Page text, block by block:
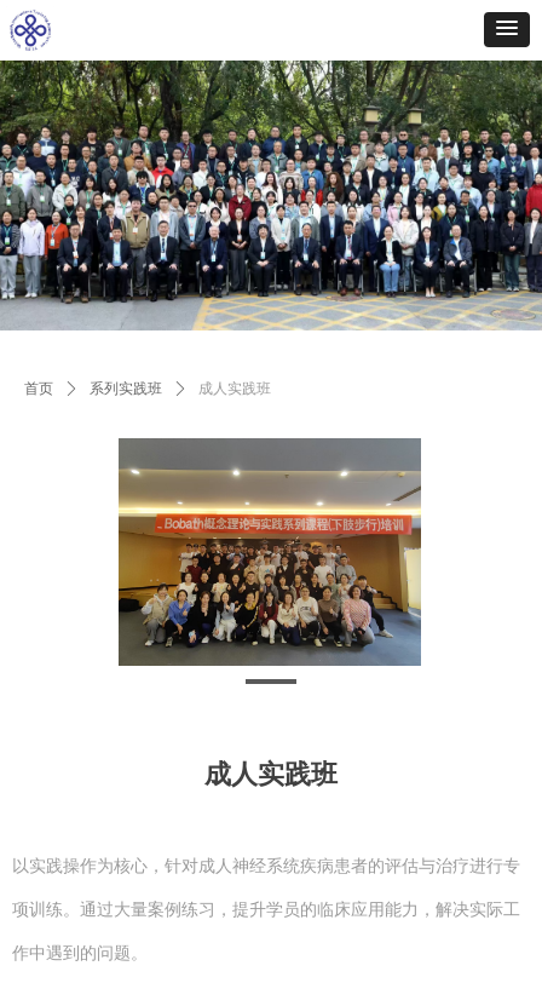
首页 ꄲ 系列实践班 ꄲ 成人实践班
成人实践班
以实践操作为核心，针对成人神经系统疾病患者的评估与治疗进行专
项训练。通过大量案例练习，提升学员的临床应用能力，解决实际工
作中遇到的问题。